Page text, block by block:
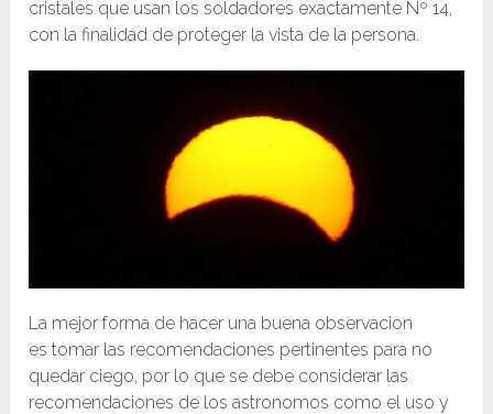
cristales que usan los soldadores exactamente Nº 14,
con la finalidad de proteger la vista de la persona.
La mejor forma de hacer una buena observacion
es tomar las recomendaciones pertinentes para no
quedar ciego, por lo que se debe considerar las
recomendaciones de los astronomos como el uso y